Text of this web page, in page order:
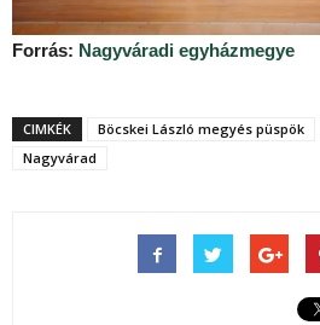
Forrás: Nagyváradi egyházmegye
CIMKÉK Böcskei László megyés püspök
Nagyvárad